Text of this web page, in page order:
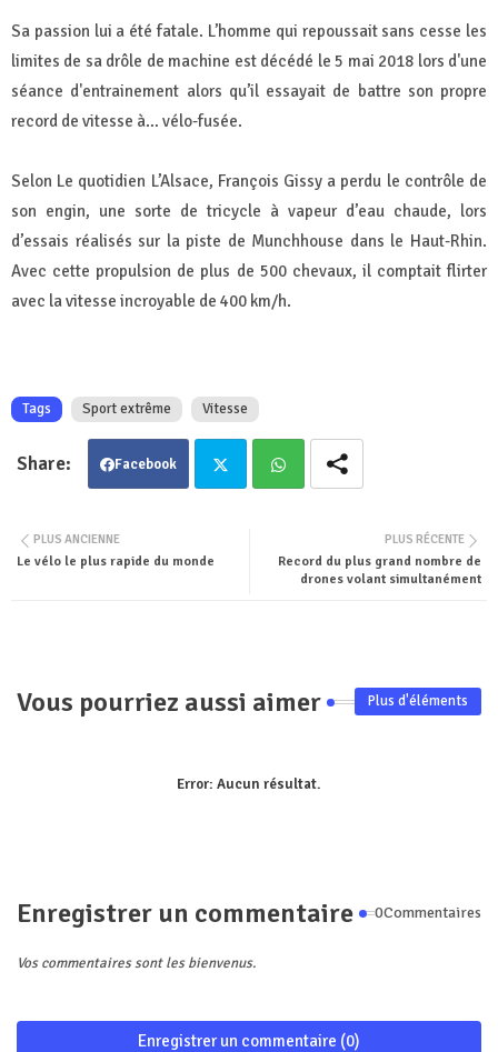
Sa passion lui a été fatale. L’homme qui repoussait sans cesse les
limites de sa drôle de machine est décédé le 5 mai 2018 lors d'une
séance d'entrainement alors qu’il essayait de battre son propre
record de vitesse à… vélo-fusée.
Selon Le quotidien L’Alsace, François Gissy a perdu le contrôle de
son engin, une sorte de tricycle à vapeur d’eau chaude, lors
d’essais réalisés sur la piste de Munchhouse dans le Haut-Rhin.
Avec cette propulsion de plus de 500 chevaux, il comptait flirter
avec la vitesse incroyable de 400 km/h.
Tags Sport extrême Vitesse
Facebook
ter tsa
PLUS RÉCENTE
Record du plus grand nombre de
drones volant simultanément
PLUS ANCIENNE
Le vélo le plus rapide du monde
Vous pourriez aussi aimer Plus d'éléments
Error: Aucun résultat.
Enregistrer un commentaire 0Commentaires
Vos commentaires sont les bienvenus.
Enregistrer un commentaire (0)